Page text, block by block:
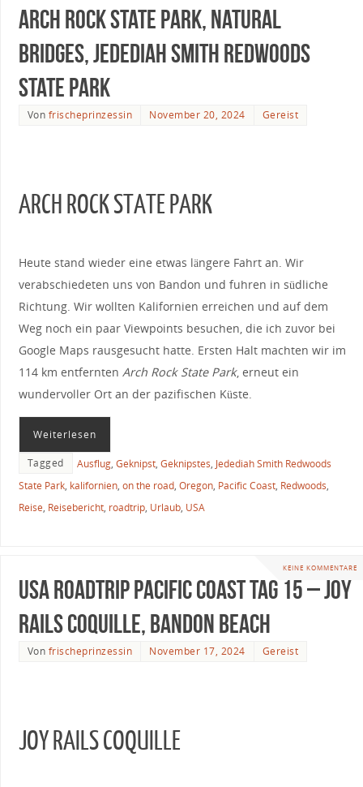
Arch Rock State Park, Natural
Bridges, Jedediah Smith Redwoods
State Park
Von frischeprinzessin November 20, 2024 Gereist
ARCH ROCK STATE PARK
Heute stand wieder eine etwas längere Fahrt an. Wir
verabschiedeten uns von Bandon und fuhren in südliche
Richtung. Wir wollten Kalifornien erreichen und auf dem
Weg noch ein paar Viewpoints besuchen, die ich zuvor bei
Google Maps rausgesucht hatte. Ersten Halt machten wir im
114 km entfernten Arch Rock State Park, erneut ein
wundervoller Ort an der pazifischen Küste.
Weiterlesen
Tagged Ausflug, Geknipst, Geknipstes, Jedediah Smith Redwoods
State Park, kalifornien, on the road, Oregon, Pacific Coast, Redwoods,
Reise, Reisebericht, roadtrip, Urlaub, USA
KEINE KOMMENTARE
USA Roadtrip Pacific Coast Tag 15 – Joy
Rails Coquille, Bandon Beach
Von frischeprinzessin November 17, 2024 Gereist
JOY RAILS COQUILLE